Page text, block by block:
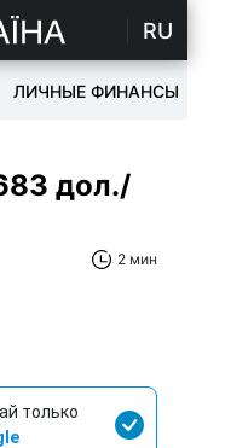
RU
ЛИЧНЫЕ ФИНАНСЫ
дол./
2 мин
только